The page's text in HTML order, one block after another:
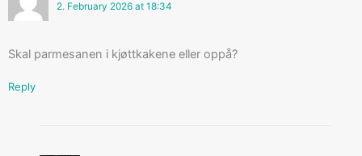
2. February 2026 at 18:34
Skal parmesanen i kjøttkakene eller oppå?
Reply